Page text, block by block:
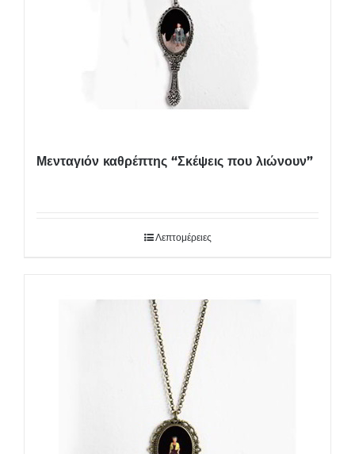
Μενταγιόν καθρέπτης “Σκέψεις που λιώνουν”
Λεπτομέρειες